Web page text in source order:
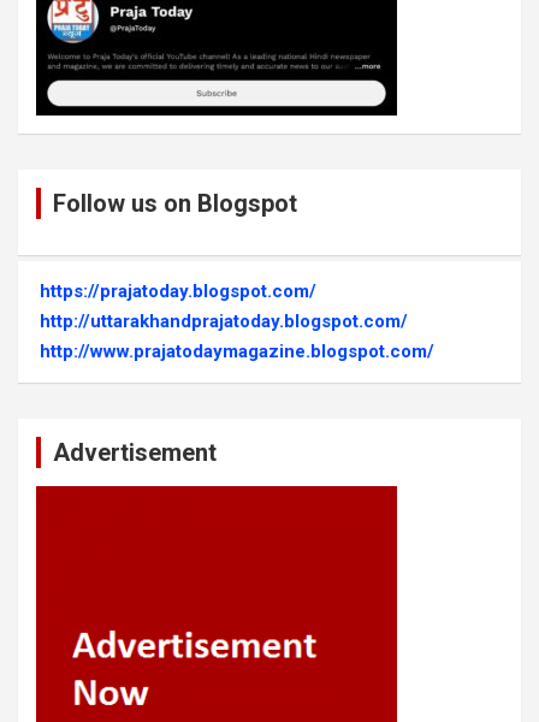
Follow us on Blogspot
https://prajatoday.blogspot.com/
http://uttarakhandprajatoday.blogspot.com/
http://www.prajatodaymagazine.blogspot.com/
Advertisement